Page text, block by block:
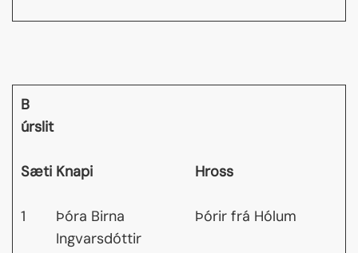
B
úrslit
Sæti Knapi Hross
1
Þóra Birna
Ingvarsdóttir
Þórir frá Hólum